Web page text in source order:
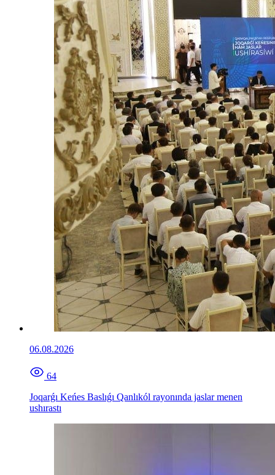
06.08.2026
64
Joqarǵı Keńes Baslıǵı Qanlıkól rayonında jaslar menen
ushırastı